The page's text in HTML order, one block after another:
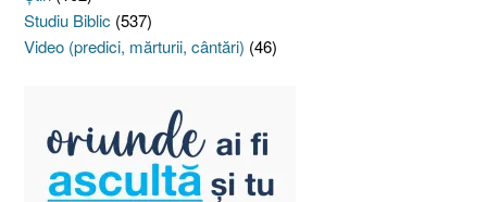
Studiu Biblic (537)
Video (predici, mărturii, cântări) (46)